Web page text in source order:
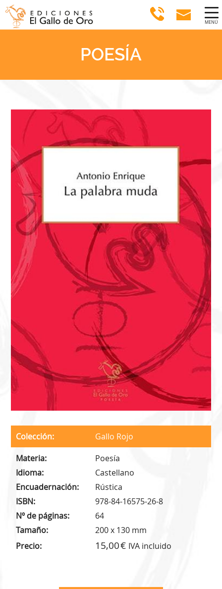
MENÚ
POESÍA
Colección
Gallo Rojo
Materia
Poesía
Idioma
Castellano
Encuadernación
Rústica
ISBN
978-84-16575-26-8
Nº de páginas
64
Tamaño
200 x 130 mm
Precio
15,00 IVA incluido